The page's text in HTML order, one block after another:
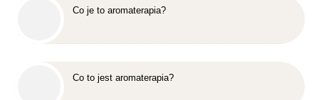
Co je to aromaterapia?
Co to jest aromaterapia?